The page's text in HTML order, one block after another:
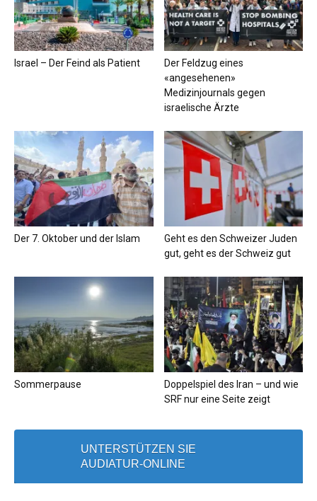
Israel – Der Feind als Patient
Der Feldzug eines
«angesehenen»
Medizinjournals gegen
israelische Ärzte
Der 7. Oktober und der Islam
Geht es den Schweizer Juden
gut, geht es der Schweiz gut
Sommerpause
Doppelspiel des Iran – und wie
SRF nur eine Seite zeigt
UNTERSTÜTZEN SIE
AUDIATUR-ONLINE